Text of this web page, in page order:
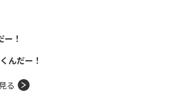
！
んだー！
る